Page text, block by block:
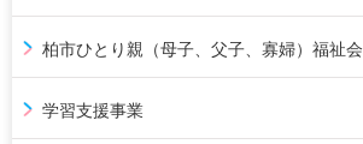
柏市ひとり親（母子、父子、寡婦）福祉会
学習支援事業